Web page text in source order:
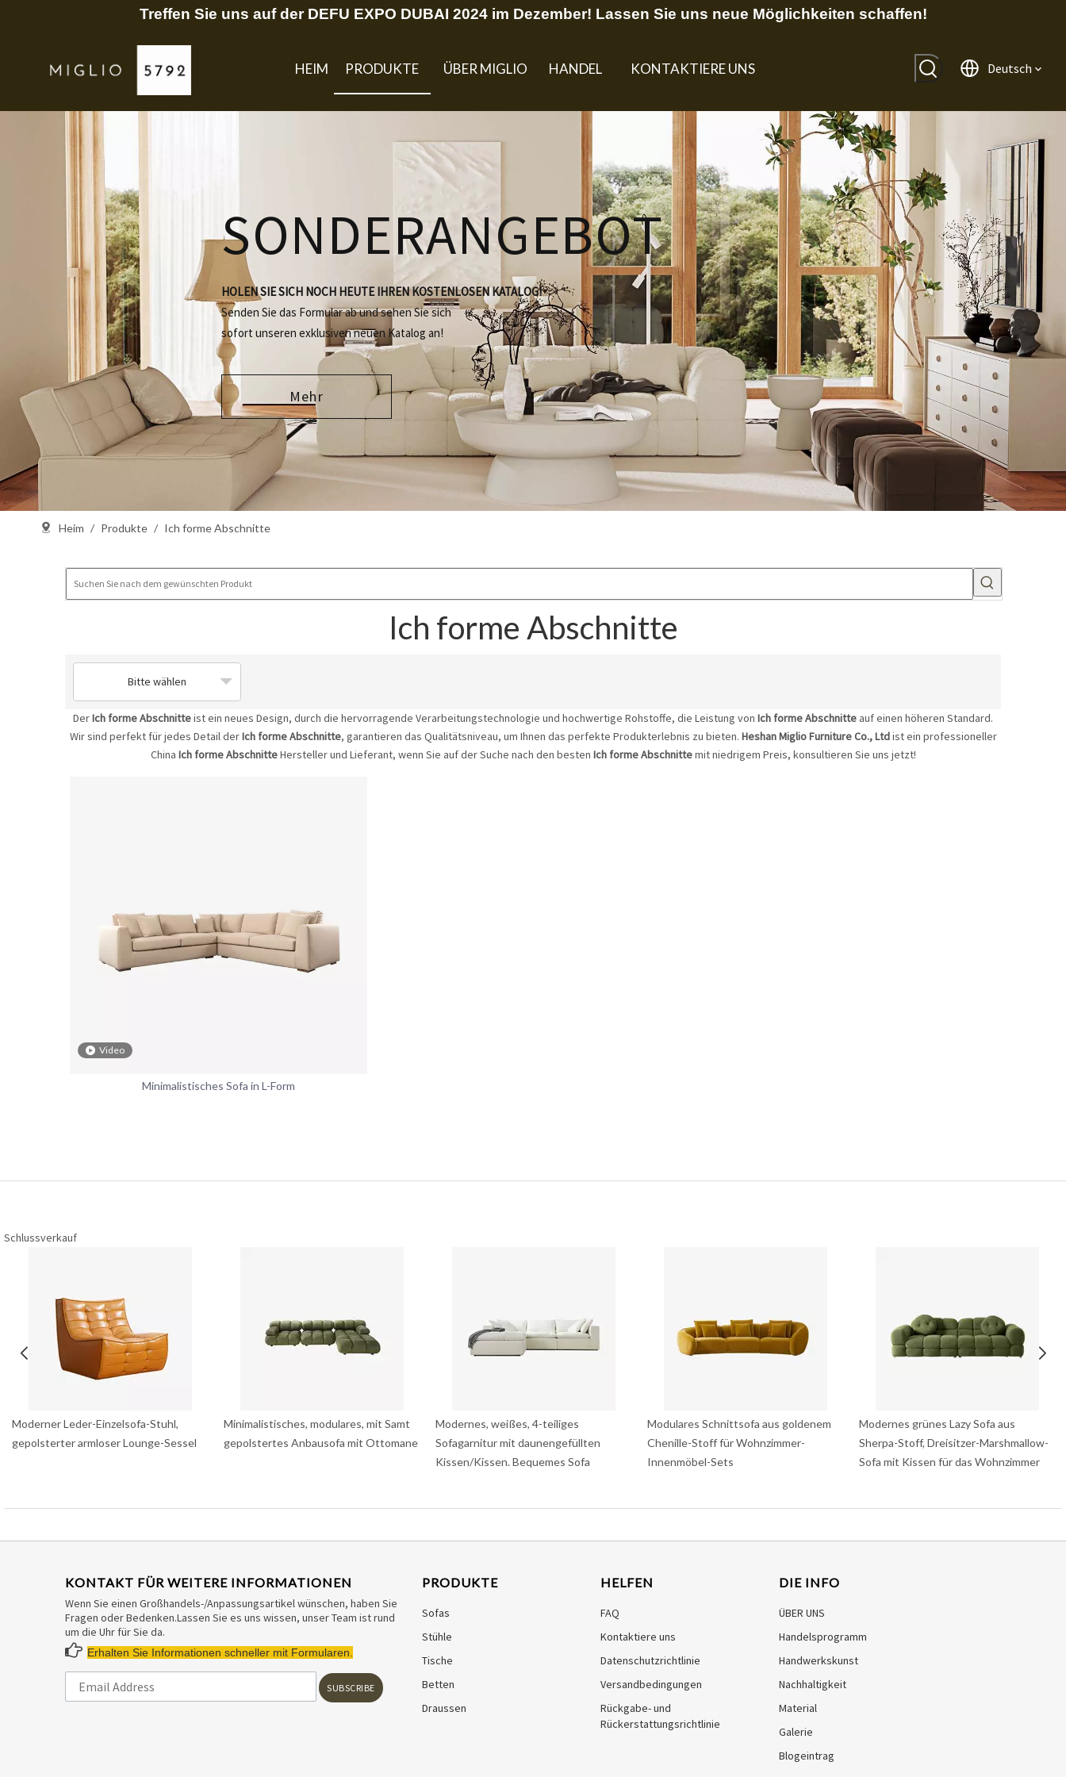
Treffen Sie uns auf der DEFU EXPO DUBAI 2024 im Dezember! Lassen Sie uns neue Möglichkeiten schaffen!
HEIM PRODUKTE ÜBER MIGLIO HANDEL KONTAKTIERE UNS Deutsch
SONDERANGEBOT
HOLEN SIE SICH NOCH HEUTE IHREN KOSTENLOSEN KATALOG!
Senden Sie das Formular ab und sehen Sie sich
sofort unseren exklusiven neuen Katalog an!
Mehr
Heim / Produkte / Ich forme Abschnitte
Ich forme Abschnitte
Bitte wählen
DerIch forme Abschnitteist ein neues Design, durch die hervorragende Verarbeitungstechnologie und hochwertige Rohstoffe, die Leistung von Ich forme Abschnitte auf einen höheren Standard.
Wir sind perfekt für jedes Detail derIch forme Abschnitte, garantieren das Qualitätsniveau, um Ihnen das perfekte Produkterlebnis zu bieten. Heshan Miglio Furniture Co., Ltdist ein professioneller
China Ich forme AbschnitteHersteller und Lieferant, wenn Sie auf der Suche nach den besten Ich forme Abschnittemit niedrigem Preis, konsultieren Sie uns jetzt!
Video
Minimalistisches Sofa in L-Form
Schlussverkauf
Moderner Leder-Einzelsofa-Stuhl,
gepolsterter armloser Lounge-Sessel
Minimalistisches, modulares, mit Samt
gepolstertes Anbausofa mit Ottomane
Modernes, weißes, 4-teiliges
Sofagarnitur mit daunengefüllten
Kissen/Kissen. Bequemes Sofa
Modulares Schnittsofa aus goldenem
Chenille-Stoff für Wohnzimmer-
Innenmöbel-Sets
Modernes grünes Lazy Sofa aus
Sherpa-Stoff, Dreisitzer-Marshmallow-
Sofa mit Kissen für das Wohnzimmer
KONTAKT FÜR WEITERE INFORMATIONEN
Wenn Sie einen Großhandels-/Anpassungsartikel wünschen, haben Sie
Fragen oder Bedenken.Lassen Sie es uns wissen, unser Team ist rund
um die Uhr für Sie da.
 Erhalten Sie Informationen schneller mit Formularen.
SUBSCRIBE
PRODUKTE
Sofas
Stühle
Tische
Betten
Draussen
HELFEN
FAQ
Kontaktiere uns
Datenschutzrichtlinie
Versandbedingungen
Rückgabe- und
Rückerstattungsrichtlinie
DIE INFO
ÜBER UNS
Handelsprogramm
Handwerkskunst
Nachhaltigkeit
Material
Galerie
Blogeintrag